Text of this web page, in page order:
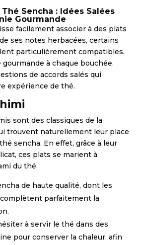
Sencha : Idées Salées
Gourmande
facilement associer à des plats
ses notes herbacées, certains
particulièrement compatibles,
à chaque bouchée.
de accords salés qui
expérience de thé.
sont des classiques de la
trouvent naturellement leur place
sencha. En effet, grâce à leur
ces plats se marient à
du thé.
de haute qualité, dont les
parfaitement la
à servir le thé dans des
pour conserver la chaleur, afin